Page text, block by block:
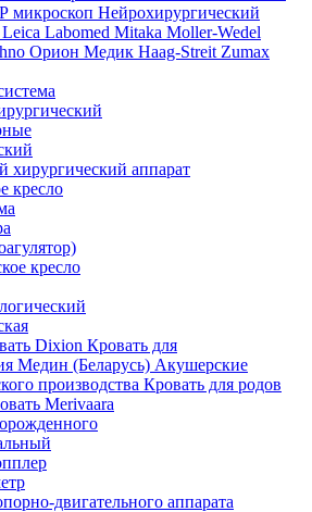
микроскоп Нейрохирургический
Leica Labomed Mitaka Moller-Wedel
Орион Медик Haag-Streit Zumax
хирургический аппарат
кресло
кресло
Dixion Кровать для
Медин (Беларусь) Акушерские
производства Кровать для родов
Merivaara
двигательного аппарата